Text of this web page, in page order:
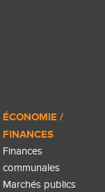
ÉCONOMIE /
FINANCES
Finances
communales
Marchés publics